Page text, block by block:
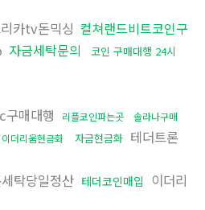
카tv돈믹싱 컬쳐랜드비트코인구
자금세탁문의 코인 구매대행 24시
매대행 리플코인파는곳 솔라나구매
이더리움현금화 자금현금화 테더트론
탁당일정산 테더코인매입
이더리